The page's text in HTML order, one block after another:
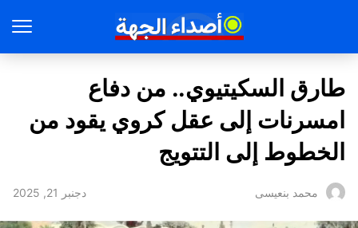
طارق السكيتيوي.. من دفاع
امسرنات إلى عقل كروي يقود من
الخطوط إلى التتويج
محمد بنعيسى دجنبر 21, 2025